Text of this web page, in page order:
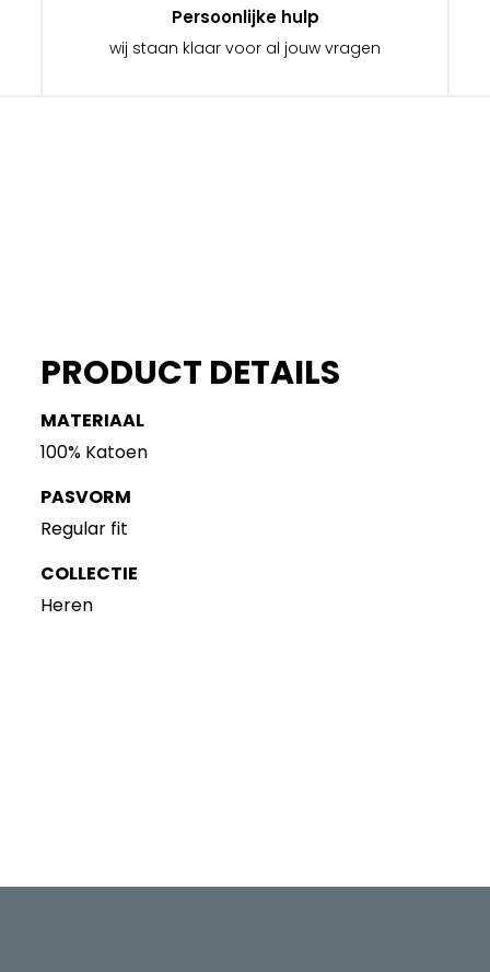
Persoonlijke hulp
wij staan klaar voor al jouw vragen
PRODUCT DETAILS
MATERIAAL
100% Katoen
PASVORM
Regular fit
COLLECTIE
Heren